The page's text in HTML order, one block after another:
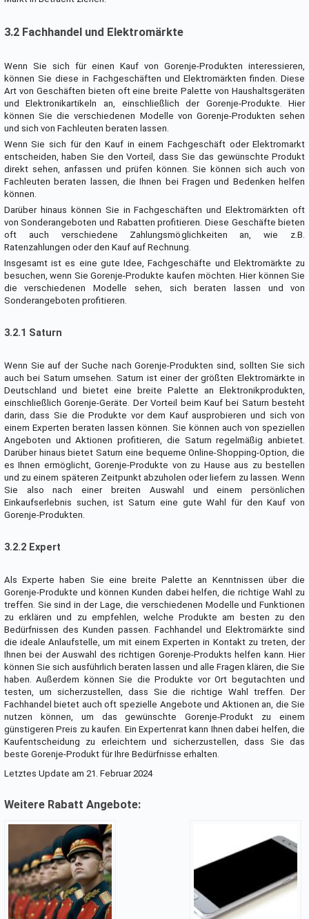
3.2 Fachhandel und Elektromärkte
Wenn Sie sich für einen Kauf von Gorenje-Produkten interessieren,
können Sie diese in Fachgeschäften und Elektromärkten finden. Diese
Art von Geschäften bieten oft eine breite Palette von Haushaltsgeräten
und Elektronikartikeln an, einschließlich der Gorenje-Produkte. Hier
können Sie die verschiedenen Modelle von Gorenje-Produkten sehen
und sich von Fachleuten beraten lassen.
Wenn Sie sich für den Kauf in einem Fachgeschäft oder Elektromarkt
entscheiden, haben Sie den Vorteil, dass Sie das gewünschte Produkt
direkt sehen, anfassen und prüfen können. Sie können sich auch von
Fachleuten beraten lassen, die Ihnen bei Fragen und Bedenken helfen
können.
Darüber hinaus können Sie in Fachgeschäften und Elektromärkten oft
von Sonderangeboten und Rabatten profitieren. Diese Geschäfte bieten
oft auch verschiedene Zahlungsmöglichkeiten an, wie z.B.
Ratenzahlungen oder den Kauf auf Rechnung.
Insgesamt ist es eine gute Idee, Fachgeschäfte und Elektromärkte zu
besuchen, wenn Sie Gorenje-Produkte kaufen möchten. Hier können Sie
die verschiedenen Modelle sehen, sich beraten lassen und von
Sonderangeboten profitieren.
3.2.1 Saturn
Wenn Sie auf der Suche nach Gorenje-Produkten sind, sollten Sie sich
auch bei Saturn umsehen. Saturn ist einer der größten Elektromärkte in
Deutschland und bietet eine breite Palette an Elektronikprodukten,
einschließlich Gorenje-Geräte. Der Vorteil beim Kauf bei Saturn besteht
darin, dass Sie die Produkte vor dem Kauf ausprobieren und sich von
einem Experten beraten lassen können. Sie können auch von speziellen
Angeboten und Aktionen profitieren, die Saturn regelmäßig anbietet.
Darüber hinaus bietet Saturn eine bequeme Online-Shopping-Option, die
es Ihnen ermöglicht, Gorenje-Produkte von zu Hause aus zu bestellen
und zu einem späteren Zeitpunkt abzuholen oder liefern zu lassen. Wenn
Sie also nach einer breiten Auswahl und einem persönlichen
Einkaufserlebnis suchen, ist Saturn eine gute Wahl für den Kauf von
Gorenje-Produkten.
3.2.2 Expert
Als Experte haben Sie eine breite Palette an Kenntnissen über die
Gorenje-Produkte und können Kunden dabei helfen, die richtige Wahl zu
treffen. Sie sind in der Lage, die verschiedenen Modelle und Funktionen
zu erklären und zu empfehlen, welche Produkte am besten zu den
Bedürfnissen des Kunden passen. Fachhandel und Elektromärkte sind
die ideale Anlaufstelle, um mit einem Experten in Kontakt zu treten, der
Ihnen bei der Auswahl des richtigen Gorenje-Produkts helfen kann. Hier
können Sie sich ausführlich beraten lassen und alle Fragen klären, die Sie
haben. Außerdem können Sie die Produkte vor Ort begutachten und
testen, um sicherzustellen, dass Sie die richtige Wahl treffen. Der
Fachhandel bietet auch oft spezielle Angebote und Aktionen an, die Sie
nutzen können, um das gewünschte Gorenje-Produkt zu einem
günstigeren Preis zu kaufen. Ein Expertenrat kann Ihnen dabei helfen, die
Kaufentscheidung zu erleichtern und sicherzustellen, dass Sie das
beste Gorenje-Produkt für Ihre Bedürfnisse erhalten.
Letztes Update am 21. Februar 2024
Weitere Rabatt Angebote: